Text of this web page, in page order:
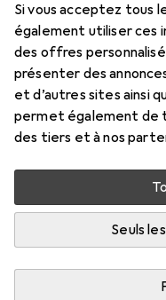
Si vous acceptez tous
également utiliser ces
des offres
présenter des
et d’autres sites ainsi
permet également de
des tiers et à nos
Seuls
3
Évaluations
Livré entre lun, 17/
Plus de 10 pièces
Comparer
Livraison gratuite à